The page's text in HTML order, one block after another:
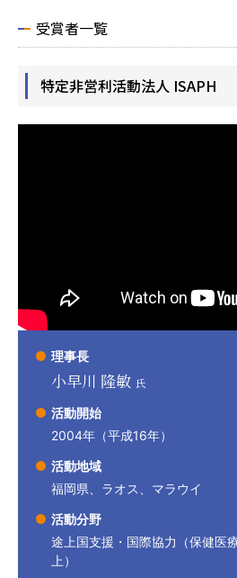
受賞者一覧
特定非営利活動法人 ISAPH
理事長
小早川 隆敏 氏
活動開始
2004年（平成16年）
活動地域
福岡県、ラオス、マラウイ
活動分野
途上国支援・国際協力（保健医
上）